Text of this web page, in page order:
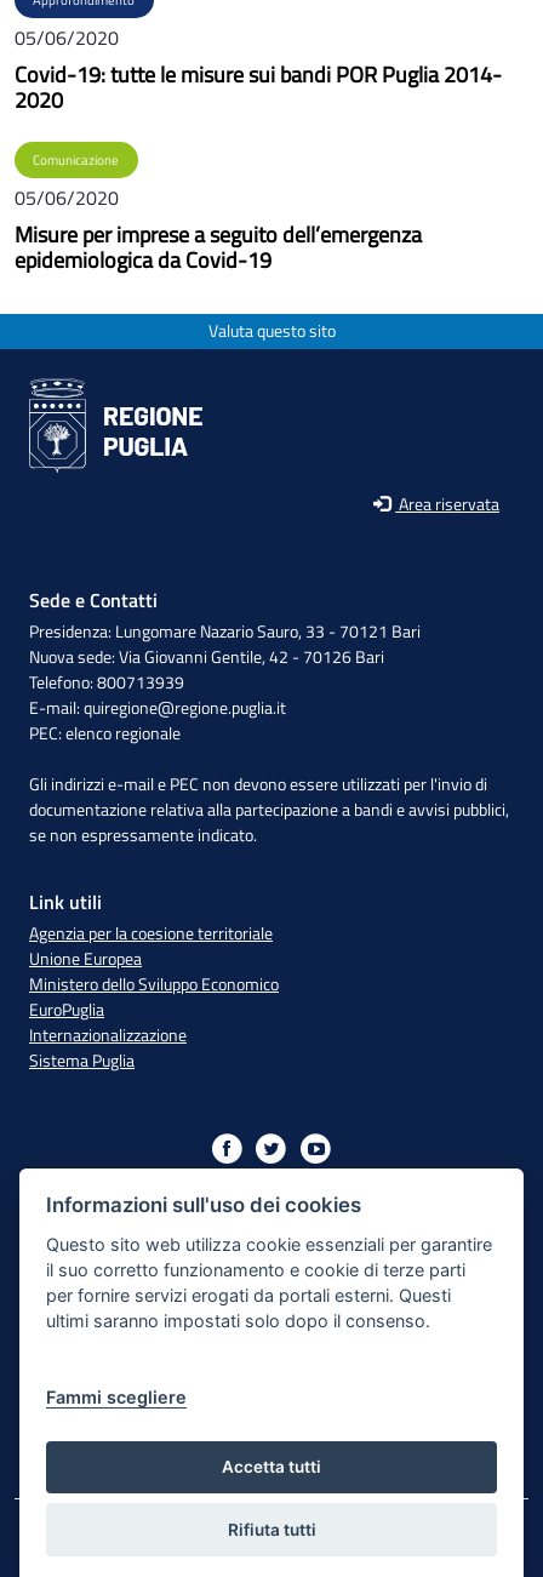
05/06/2020
Covid-19: tutte le misure sui bandi POR Puglia 2014-
2020
Comunicazione
05/06/2020
Misure per imprese a seguito dell’emergenza
epidemiologica da Covid-19
Valuta questo sito
Area riservata
Sede e Contatti
Presidenza: Lungomare Nazario Sauro, 33 - 70121 Bari
Nuova sede: Via Giovanni Gentile, 42 - 70126 Bari
Telefono: 800713939
E-mail:quiregione@regione.puglia.it
PEC:elenco regionale
Gli indirizzi e-mail e PEC non devono essere utilizzati per l'invio di
documentazione relativa alla partecipazione a bandi e avvisi pubblici,
se non espressamente indicato.
Link utili
Agenzia per la coesione territoriale
Unione Europea
Ministero dello Sviluppo Economico
EuroPuglia
Internazionalizzazione
Sistema Puglia
XIII
Dichiarazione di Accessibilità
Note Legali
© Regione Puglia
Informazioni sull'uso dei cookies
Questo sito web utilizza cookie essenziali per garantire
il suo corretto funzionamento e cookie di terze parti
per fornire servizi erogati da portali esterni. Questi
ultimi saranno impostati solo dopo il consenso.
Fammi scegliere
Accetta tutti
Rifiuta tutti